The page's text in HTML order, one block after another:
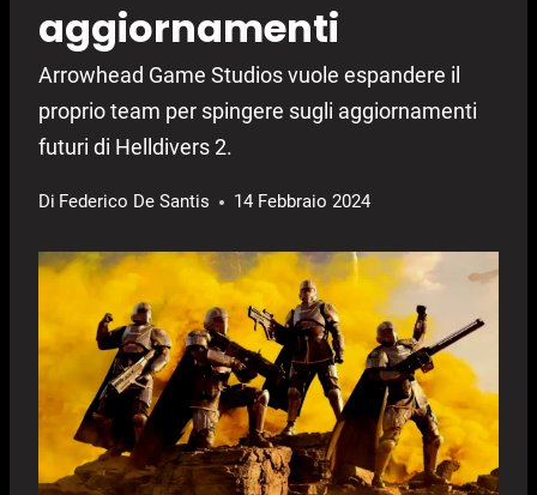
aggiornamenti
Arrowhead Game Studios vuole espandere il
proprio team per spingere sugli aggiornamenti
futuri di Helldivers 2.
Di Federico De Santis 14 Febbraio 2024